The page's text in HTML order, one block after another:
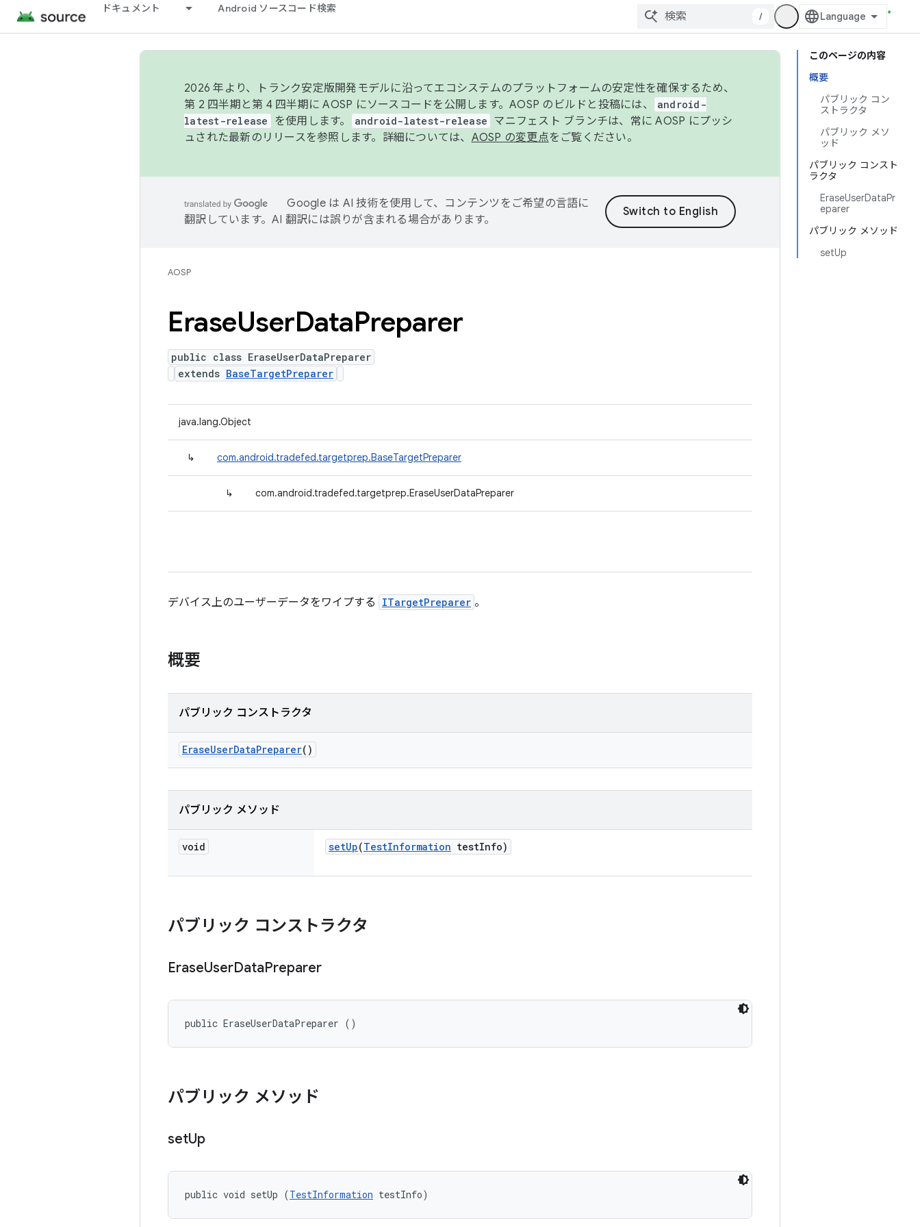
ドキュメント Android ソースコード検索
/
このページの内容
概要
パブリック コン
ストラクタ
パブリック メソ
ッド
パブリック コンスト
ラクタ
EraseUserDataPr
eparer
パブリック メソッド
setUp
2026 年より、トランク安定版開発モデルに沿ってエコシステムのプラットフォームの安定性を確保するため、
第 2 四半期と第 4 四半期に AOSP にソースコードを公開します。AOSP のビルドと投稿には、
android-
latest-release
を使用します。 android-latest-release マニフェスト ブランチは、常に AOSP にプッシ
ュされた最新のリリースを参照します。詳細については、 AOSP の変更点をご覧ください。
Google は AI 技術を使用して、コンテンツをご希望の言語に
翻訳しています。AI 翻訳には誤りが含まれる場合があります。
AOSP
EraseUserDataPreparer
public class EraseUserDataPreparer
extends BaseTargetPreparer
java.lang.Object
↳ com.android.tradefed.targetprep.BaseTargetPreparer
↳ com.android.tradefed.targetprep.EraseUserDataPreparer
デバイス上のユーザーデータをワイプする ITargetPreparer 。
概要
パブリック コンストラクタ
EraseUserDataPreparer()
パブリック メソッド
void setUp(TestInformation testInfo)
パブリック コンストラクタ
EraseUserDataPreparer
public EraseUserDataPreparer ()
パブリック メソッド
setUp
public void setUp (TestInformation testInfo)